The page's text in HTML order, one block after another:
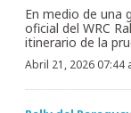
En medio de una
oficial del WRC
itinerario de la
Abril 21, 2026 07:44